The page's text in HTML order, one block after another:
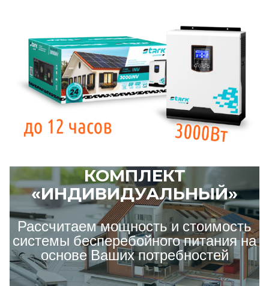
КОМПЛЕКТ
«ИНДИВИДУАЛЬНЫЙ»
Рассчитаем мощность и стоимость
системы бесперебойного питания на
основе Ваших потребностей